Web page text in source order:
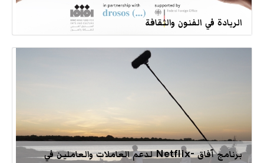
الريادة في الفنون والثقافة
برنامج آفاق -Netflix لدعم العاملات والعاملين في